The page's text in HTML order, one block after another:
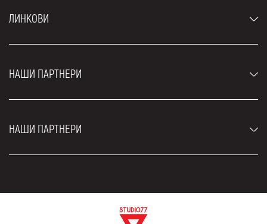
Луксузни аутомобили
ЛИНКОВИ
Блог
НАШИ ПАРТНЕРИ
Рент а кар Београд Роyал
НАШИ ПАРТНЕРИ
ЕДеПро